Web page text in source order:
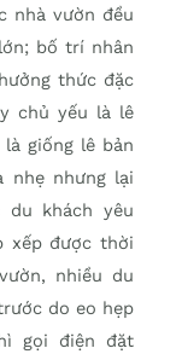
nhà vườn đều
bố trí nhân
thức đặc
chủ yếu là lê
giống lê bản
nhẹ nhưng lại
khách yêu
xếp được thời
nhiều du
do eo hẹp
gọi điện đặt